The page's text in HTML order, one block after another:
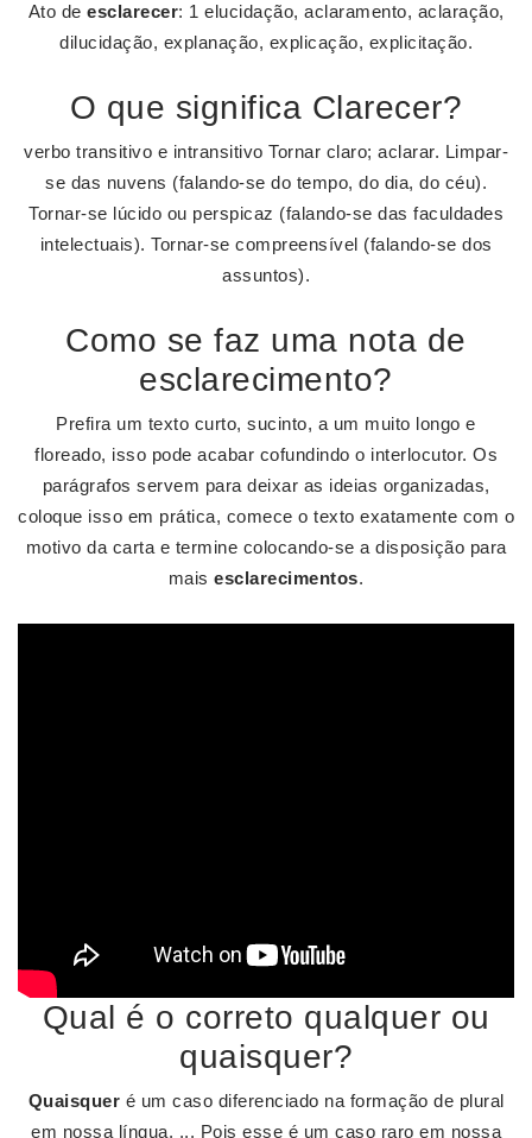
Ato de esclarecer: 1 elucidação, aclaramento, aclaração,
dilucidação, explanação, explicação, explicitação.
O que significa Clarecer?
verbo transitivo e intransitivo Tornar claro; aclarar. Limpar-
se das nuvens (falando-se do tempo, do dia, do céu).
Tornar-se lúcido ou perspicaz (falando-se das faculdades
intelectuais). Tornar-se compreensível (falando-se dos
assuntos).
Como se faz uma nota de
esclarecimento?
Prefira um texto curto, sucinto, a um muito longo e
floreado, isso pode acabar cofundindo o interlocutor. Os
parágrafos servem para deixar as ideias organizadas,
coloque isso em prática, comece o texto exatamente com o
motivo da carta e termine colocando-se a disposição para
maisesclarecimentos.
Qual é o correto qualquer ou
quaisquer?
Quaisquer é um caso diferenciado na formação de plural
em nossa língua. ... Pois esse é um caso raro em nossa